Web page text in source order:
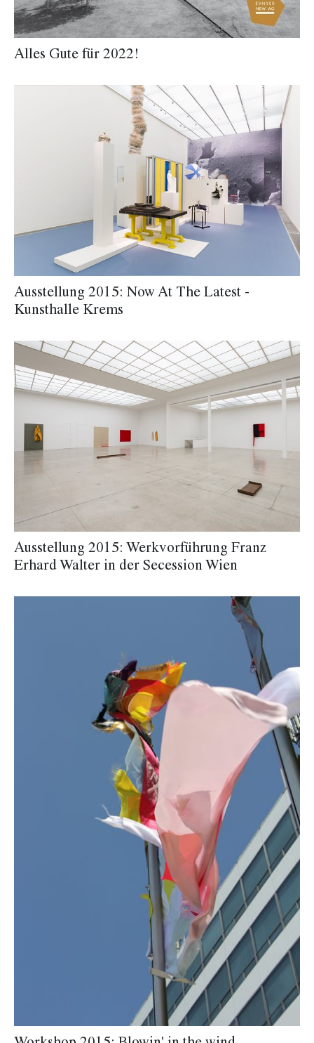
Alles Gute für 2022!
Ausstellung 2015: Now At The Latest -
Kunsthalle Krems
Ausstellung 2015: Werkvorführung Franz
Erhard Walter in der Secession Wien